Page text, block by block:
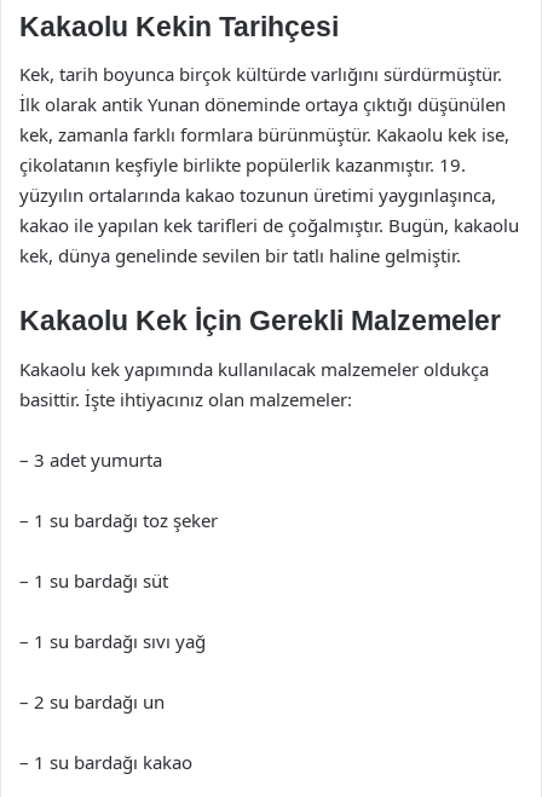
Kakaolu Kekin Tarihçesi
Kek, tarih boyunca birçok kültürde varlığını sürdürmüştür.
İlk olarak antik Yunan döneminde ortaya çıktığı düşünülen
kek, zamanla farklı formlara bürünmüştür. Kakaolu kek ise,
çikolatanın keşfiyle birlikte popülerlik kazanmıştır. 19.
yüzyılın ortalarında kakao tozunun üretimi yaygınlaşınca,
kakao ile yapılan kek tarifleri de çoğalmıştır. Bugün, kakaolu
kek, dünya genelinde sevilen bir tatlı haline gelmiştir.
Kakaolu Kek İçin Gerekli Malzemeler
Kakaolu kek yapımında kullanılacak malzemeler oldukça
basittir. İşte ihtiyacınız olan malzemeler:
– 3 adet yumurta
– 1 su bardağı toz şeker
– 1 su bardağı süt
– 1 su bardağı sıvı yağ
– 2 su bardağı un
– 1 su bardağı kakao